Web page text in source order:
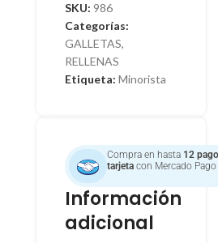
SKU: 986
Categorías:
GALLETAS,
RELLENAS
Etiqueta: Minorista
Compra en hasta 12
tarjetacon Mercado Pago
Información
adicional